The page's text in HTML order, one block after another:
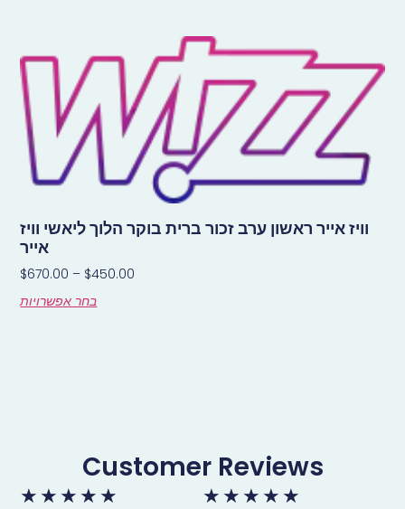
וויז אייר ראשון ערב זכור ברית בוקר הלוך ליאשי וויז
אייר
$450.00
–
$670.00
בחר אפשרויות
Customer Reviews
★
★
★
★
★
★
★
★
★
★